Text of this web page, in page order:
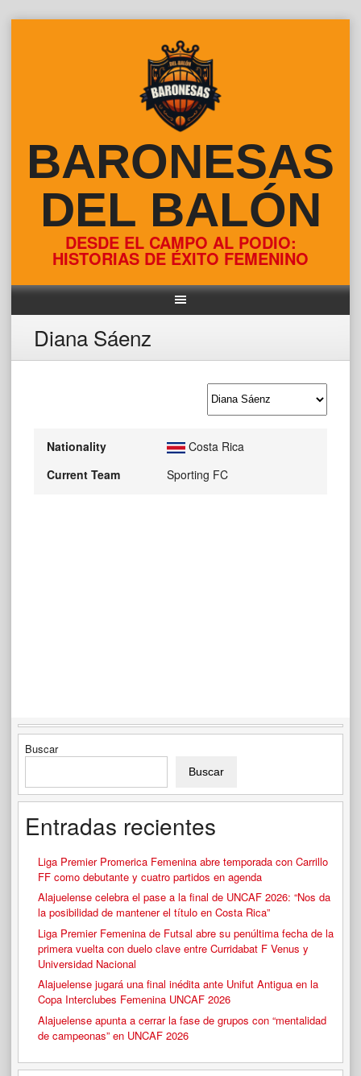
BARONESAS
DEL BALÓN
DESDE EL CAMPO AL PODIO:
HISTORIAS DE ÉXITO FEMENINO
Diana Sáenz
Nationality
Costa Rica
Current Team
Sporting FC
Buscar
Buscar
Entradas recientes
Liga Premier Promerica Femenina abre temporada con Carrillo
FF como debutante y cuatro partidos en agenda
Alajuelense celebra el pase a la final de UNCAF 2026: “Nos da
la posibilidad de mantener el título en Costa Rica”
Liga Premier Femenina de Futsal abre su penúltima fecha de la
primera vuelta con duelo clave entre Curridabat F Venus y
Universidad Nacional
Alajuelense jugará una final inédita ante Unifut Antigua en la
Copa Interclubes Femenina UNCAF 2026
Alajuelense apunta a cerrar la fase de grupos con “mentalidad
de campeonas” en UNCAF 2026